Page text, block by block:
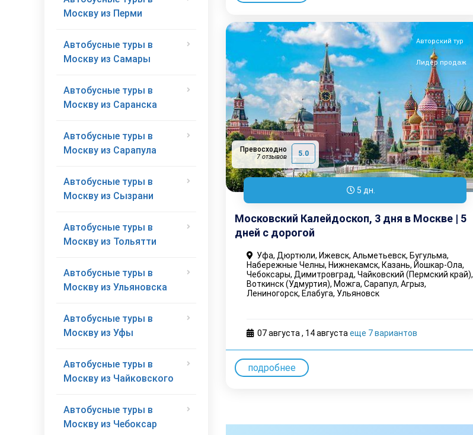
Москву из Перми
Автобусные туры в
Москву из Самары
Автобусные туры в
Москву из Саранска
Автобусные туры в
Москву из Сарапула
Автобусные туры в
Москву из Сызрани
Автобусные туры в
Москву из Тольятти
Автобусные туры в
Москву из Ульяновска
Автобусные туры в
Москву из Уфы
Автобусные туры в
Москву из Чайковского
Автобусные туры в
Москву из Чебоксар
Авторский тур
Лидер продаж
Превосходно
7 отзывов 5.0
5 дн.
Московский Калейдоскоп, 3 дня в Москве | 5
дней с дорогой
Уфа, Дюртюли, Ижевск, Альметьевск, Бугульма,
Набережные Челны, Нижнекамск, Казань, Йошкар-Ола,
Чебоксары, Димитровград, Чайковский (Пермский край),
Воткинск (Удмуртия), Можга, Сарапул, Агрыз,
Лениногорск, Елабуга, Ульяновск
07 августа , 14 августа еще 7 вариантов
подробнее